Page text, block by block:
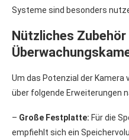
Systeme sind besonders
Nützliches
Um das Potenzial der
über folgende Erweiterungen
– Große Festplatte: Für die
empfiehlt sich ein